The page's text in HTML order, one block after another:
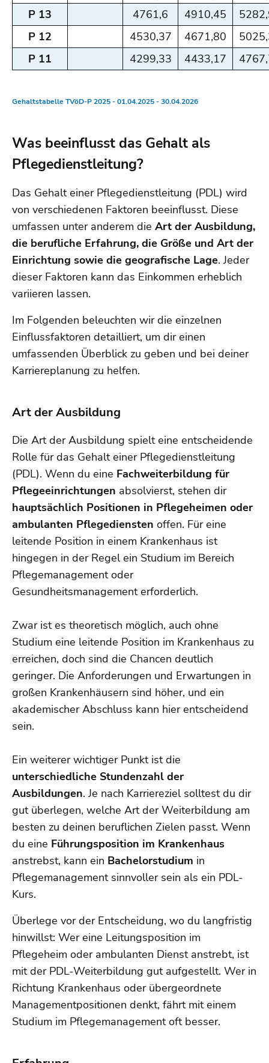
P 13
4761,6 4910,45
P 12
4530,37 4671,80
P 11
4299,33 4433,17
Gehaltstabelle TVöD-P 2025 - 01.04.2025 - 30.04.2026
Was beeinflusst das Gehalt als
Pflegedienstleitung?
Das Gehalt einer Pflegedienstleitung (PDL) wird
von verschiedenen Faktoren beeinflusst. Diese
umfassen unter anderem die Art der Ausbildung,
die berufliche Erfahrung, die Größe und Art der
Einrichtung sowie die geografische Lage. Jeder
dieser Faktoren kann das Einkommen erheblich
variieren lassen.
Im Folgenden beleuchten wir die einzelnen
Einflussfaktoren detailliert, um dir einen
umfassenden Überblick zu geben und bei deiner
Karriereplanung zu helfen.
Art der Ausbildung
Die Art der Ausbildung spielt eine entscheidende
Rolle für das Gehalt einer Pflegedienstleitung
(PDL). Wenn du eine Fachweiterbildung für
Pflegeeinrichtungen absolvierst, stehen dir
hauptsächlich Positionen in Pflegeheimen oder
ambulanten Pflegediensten offen. Für eine
leitende Position in einem Krankenhaus ist
hingegen in der Regel ein Studium im Bereich
Pflegemanagement oder
Gesundheitsmanagement erforderlich.
Zwar ist es theoretisch möglich, auch ohne
Studium eine leitende Position im Krankenhaus zu
erreichen, doch sind die Chancen deutlich
geringer. Die Anforderungen und Erwartungen in
großen Krankenhäusern sind höher, und ein
akademischer Abschluss kann hier entscheidend
sein.
Ein weiterer wichtiger Punkt ist die
unterschiedliche Stundenzahl der
Ausbildungen. Je nach Karriereziel solltest du dir
gut überlegen, welche Art der Weiterbildung am
besten zu deinen beruflichen Zielen passt. Wenn
du eine Führungsposition im Krankenhaus
anstrebst, kann ein Bachelorstudium in
Pflegemanagement sinnvoller sein als ein PDL-
Kurs.
Überlege vor der Entscheidung, wo du langfristig
hinwillst: Wer eine Leitungsposition im
Pflegeheim oder ambulanten Dienst anstrebt, ist
mit der PDL-Weiterbildung gut aufgestellt. Wer in
Richtung Krankenhaus oder übergeordnete
Managementpositionen denkt, fährt mit einem
Studium im Pflegemanagement oft besser.